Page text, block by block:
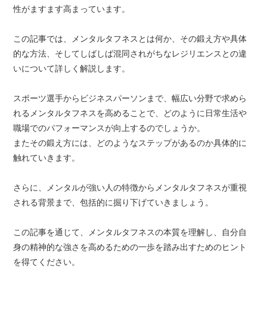
性がますます高まっています。
この記事では、メンタルタフネスとは何か、その鍛え方や具体
的な方法、そしてしばしば混同されがちなレジリエンスとの違
いについて詳しく解説します。
スポーツ選手からビジネスパーソンまで、幅広い分野で求めら
れるメンタルタフネスを高めることで、どのように日常生活や
職場でのパフォーマンスが向上するのでしょうか。
またその鍛え方には、どのようなステップがあるのか具体的に
触れていきます。
さらに、メンタルが強い人の特徴からメンタルタフネスが重視
される背景まで、包括的に掘り下げていきましょう。
この記事を通じて、メンタルタフネスの本質を理解し、自分自
身の精神的な強さを高めるための一歩を踏み出すためのヒント
を得てください。